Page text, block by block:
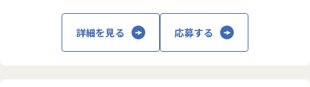
であることがSun* の魅力です。
●サービスを作りあげるためにはビジネス・テック・クリエ
イティブそれぞれの視点が適切に融合される必要があると私
め、「クリエイティブ & エンジニアリング」
と「タレントプラットフォーム」の2つのサ
ービスラインを提供し、創業より300をこえ
詳細を見る 応募する